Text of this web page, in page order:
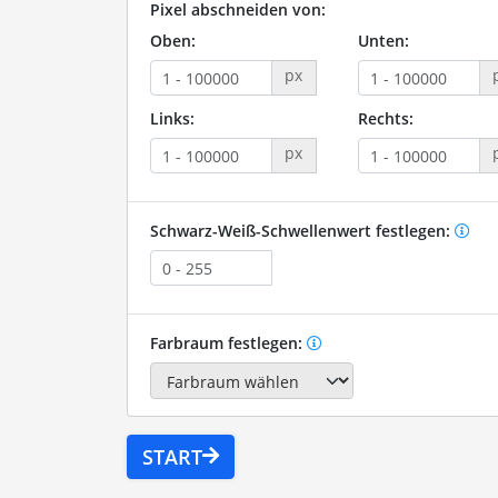
Pixel abschneiden von:
Oben:
px
Unten:
Links:
px
Rechts:
Schwarz-Weiß-Schwellenwert festlegen:
Farbraum festlegen:
START